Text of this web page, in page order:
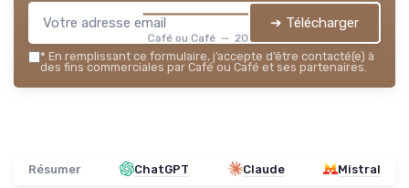
Café ou Café — 2026
➔ Télécharger
* En remplissant ce formulaire, j’accepte d’être contacté(e) à
des fins commerciales par Café ou Café et ses partenaires.
Résumer ChatGPT Claude Mistral